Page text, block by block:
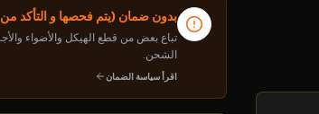
بدون ضمان (يتم فحصها و التأكد من
تباع بعض من قطع الهيكل والأضواء
الشحن.
اقرأ سياسة الضمان